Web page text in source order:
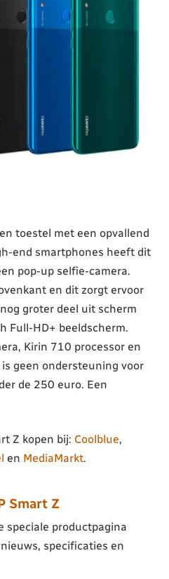
toestel met een opvallend
end smartphones heeft dit
pop-up selfie-camera.
en dit zorgt ervoor
groter deel uit scherm
Full-HD+ beeldscherm.
Kirin 710 processor en
geen ondersteuning voor
de 250 euro. Een
Z kopen bij: Coolblue,
en MediaMarkt.
Smart Z
speciale productpagina
specificaties en